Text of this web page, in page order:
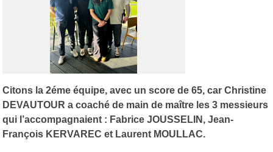
Citons la 2éme équipe, avec un score de 65, car Christine
DEVAUTOUR a coaché de main de maître les 3 messieurs
qui l’accompagnaient : Fabrice JOUSSELIN, Jean-
François KERVAREC et Laurent MOULLAC.